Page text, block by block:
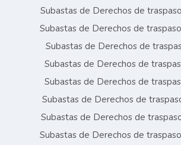
Subastas de Derechos de
Subastas de Derechos de
Subastas de Derechos de
Subastas de Derechos de
Subastas de Derechos de
Subastas de Derechos de
Subastas de Derechos de
Subastas de Derechos de